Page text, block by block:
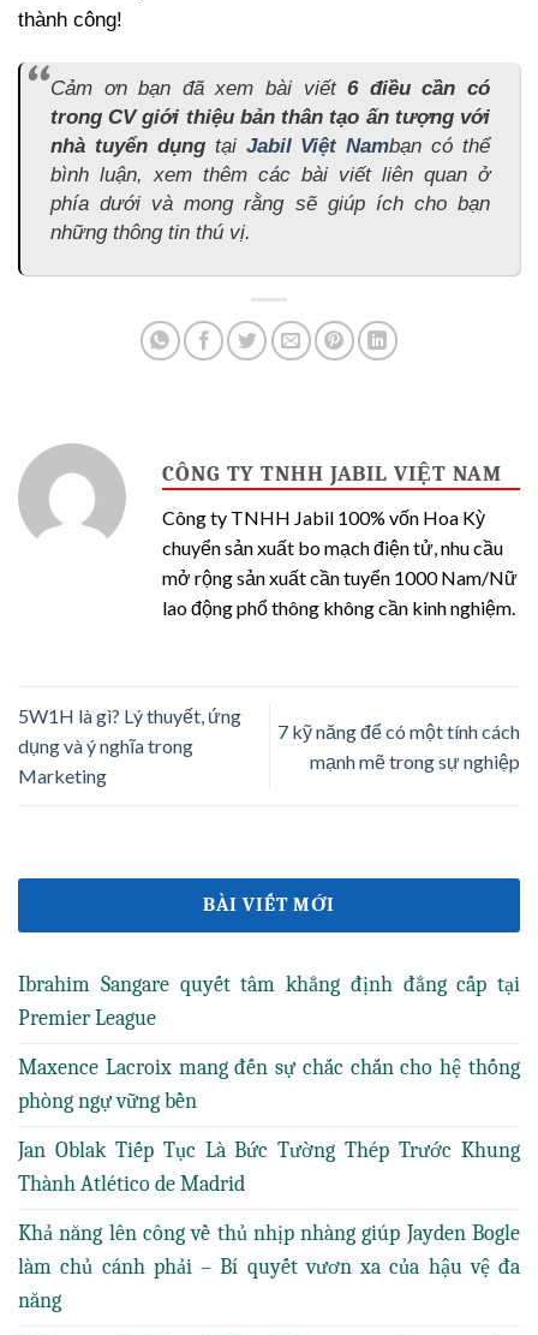
thành công!
Cảm ơn bạn đã xem bài viết6 điều cần có
trong CV giới thiệu bản thân tạo ấn tượng với
nhà tuyển dụngtại Jabil Việt Nambạn có thể
bình luận, xem thêm các bài viết liên quan ở
phía dưới và mong rằng sẽ giúp ích cho bạn
những thông tin thú vị.
CÔNG TY TNHH JABIL VIỆT NAM
Công ty TNHH Jabil 100% vốn Hoa Kỳ
chuyển sản xuất bo mạch điện tử, nhu cầu
mở rộng sản xuất cần tuyển 1000 Nam/Nữ
lao động phổ thông không cần kinh nghiệm.
5W1H là gì? Lý thuyết, ứng
dụng và ý nghĩa trong
Marketing
7 kỹ năng để có một tính cách
mạnh mẽ trong sự nghiệp
BÀI VIẾT MỚI
Ibrahim Sangare quyết tâm khẳng định đẳng cấp tại
Premier League
Maxence Lacroix mang đến sự chắc chắn cho hệ thống
phòng ngự vững bền
Jan Oblak Tiếp Tục Là Bức Tường Thép Trước Khung
Thành Atlético de Madrid
Khả năng lên công về thủ nhịp nhàng giúp Jayden Bogle
làm chủ cánh phải – Bí quyết vươn xa của hậu vệ đa
năng